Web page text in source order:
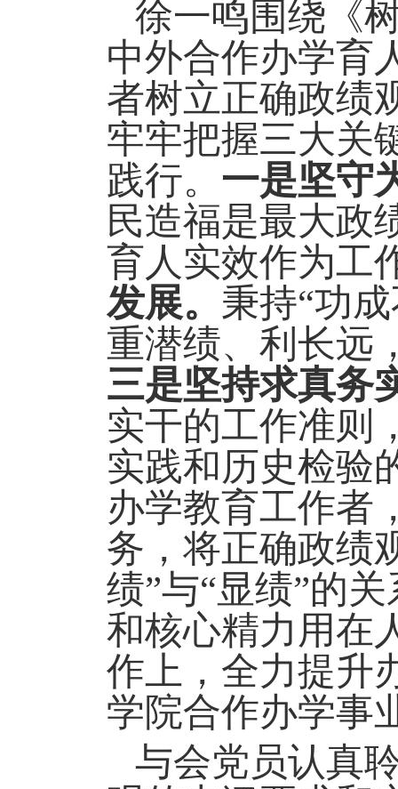
徐一鸣围绕《
中外合作办学育
者树立正确政绩
牢牢把握三大关
践行。 一是坚守
民造福是最大政
育人实效作为工
发展。 秉持“功
重潜绩、利长远
三是坚持求真务
实干的工作准则
实践和历史检验
办学教育工作者
务，将正确政绩
绩”与“显绩”的
和核心精力用在
作上，全力提升
学院合作办学事
与会党员认真